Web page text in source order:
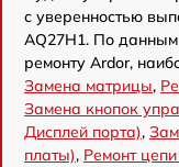
с уверенностью
AQ27H1. По
ремонту Ardor,
Замена матрицы,
Замена кнопок
Дисплей порта),
платы), Ремонт